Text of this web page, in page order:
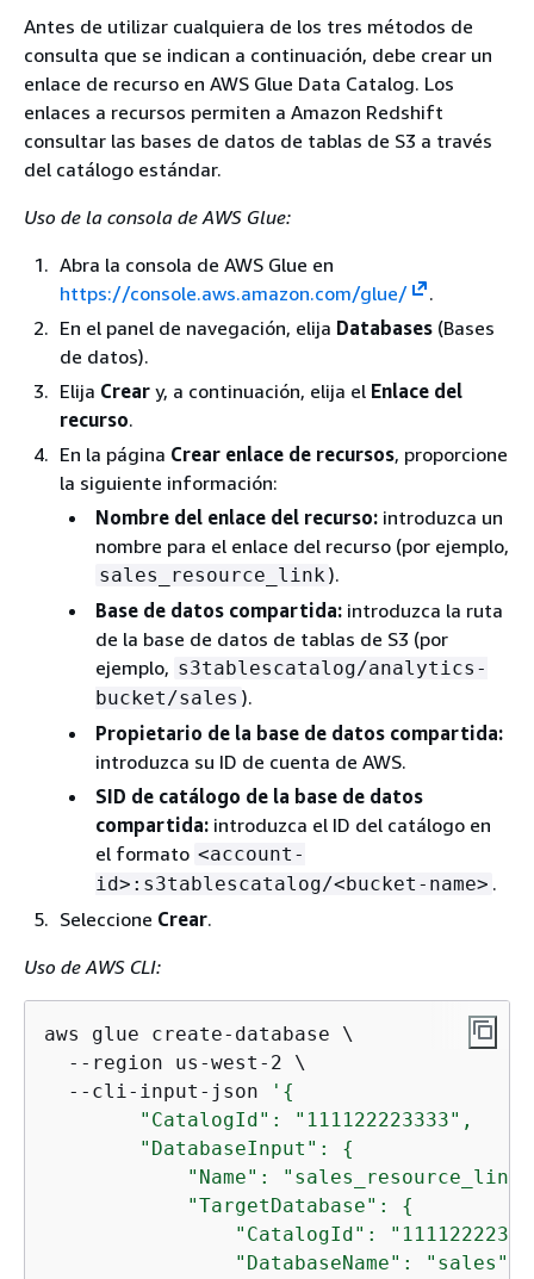
Antes de utilizar cualquiera de los tres métodos de
consulta que se indican a continuación, debe crear un
enlace de recurso en AWS Glue Data Catalog. Los
enlaces a recursos permiten a Amazon Redshift
consultar las bases de datos de tablas de S3 a través
del catálogo estándar.
Uso de la consola de AWS Glue:
Abra la consola de AWS Glue en
https://console.aws.amazon.com/glue/
.
En el panel de navegación, elija Databases (Bases
de datos).
Elija Crear y, a continuación, elija el Enlace del
recurso.
En la página Crear enlace de recursos, proporcione
la siguiente información:
Nombre del enlace del recurso: introduzca un
nombre para el enlace del recurso (por ejemplo,
sales_resource_link).
Base de datos compartida: introduzca la ruta
de la base de datos de tablas de S3 (por
ejemplo, s3tablescatalog/analytics-
bucket/sales ).
Propietario de la base de datos compartida:
introduzca su ID de cuenta de AWS.
SID de catálogo de la base de datos
compartida: introduzca el ID del catálogo en
el formato <account-
id>:s3tablescatalog/<bucket-name> .
Seleccione Crear.
Uso de AWS CLI:
aws glue create-database \
  --region us-west-2 \
  --cli-input-json
' {
        "CatalogId": "111122223333",
        "DatabaseInput":
{
"Name":
            "TargetDatabase":
{
"CatalogId":
                "DatabaseName": "sales"